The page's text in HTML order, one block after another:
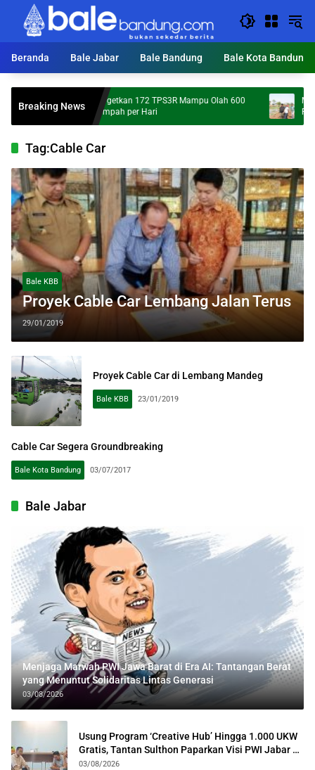
Langsung
konten
Beranda
Bale Jabar Bale Bandung Bale Kota Bandung
Breaking News
KDS Targetkan 172 TPS3R Mampu Olah 600
Ton Sampah per Hari
Mumpung
Tag:Cable Car
Bale KBB
Proyek Cable Car Lembang Jalan Terus
29/01/2019
Proyek Cable Car di Lembang Mandeg
Bale KBB 23/01/2019
Cable Car Segera Groundbreaking
Bale Kota Bandung 03/07/2017
Bale Jabar
Menjaga Marwah PWI Jawa Barat di Era AI: Tantangan Berat
yang Menuntut Solidaritas Lintas Generasi
03/08/2026
Usung Program ‘Creative Hub’ Hingga 1.000 UKW
Gratis, Tantan Sulthon Paparkan Visi PWI Jabar di
Kota Bogor
03/08/2026